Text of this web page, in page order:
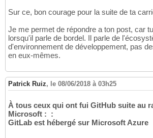
Sur ce, bon courage pour la suite de ta
Je me permet de répondre a ton post, car
lorsqu'il parle de bordel. Il parle de
d'environnement de développement, pas
en eux-mêmes.
Patrick Ruiz, le 08/06/2018 à 03h25
À tous ceux qui ont fui GitHub suite au
Microsoft : :
GitLab est hébergé sur Microsoft Azure